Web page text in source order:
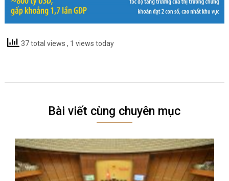
37 total views , 1 views today
Bài viết cùng chuyên mục